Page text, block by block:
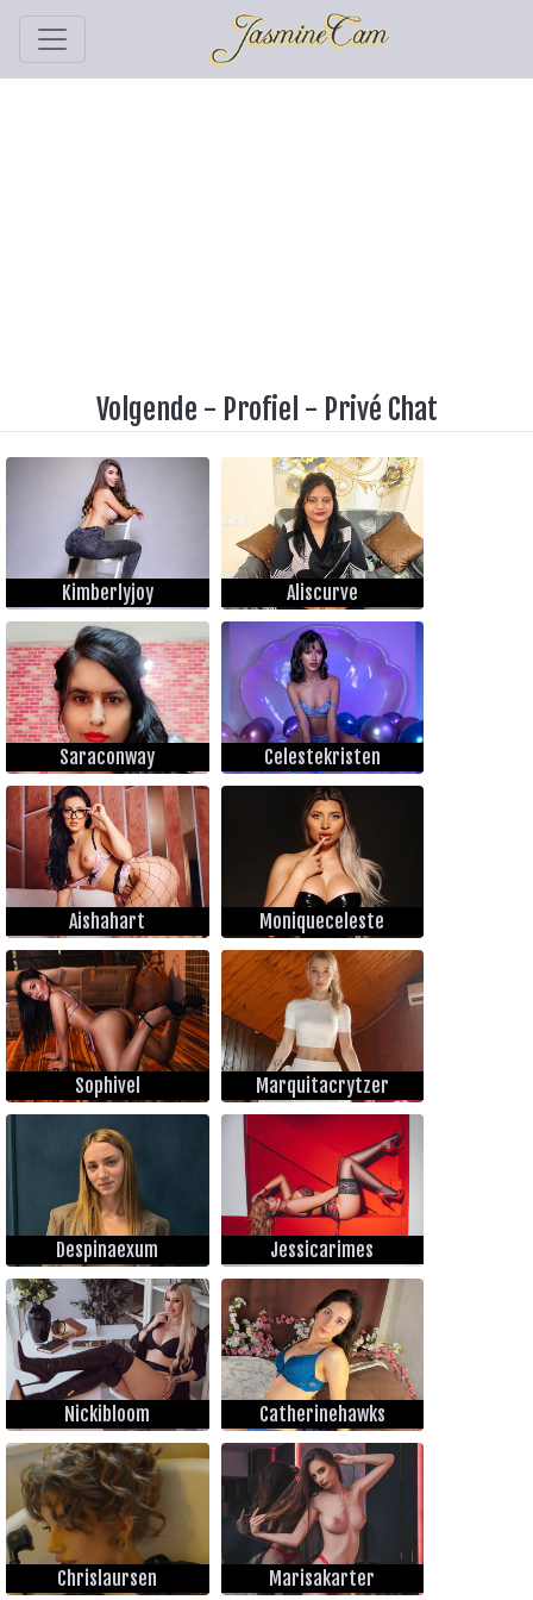
Volgende - Profiel - Privé Chat
Kimberlyjoy Aliscurve
Saraconway Celestekristen
Aishahart Moniqueceleste
Sophivel Marquitacrytzer
Despinaexum Jessicarimes
Nickibloom Catherinehawks
Chrislaursen Marisakarter